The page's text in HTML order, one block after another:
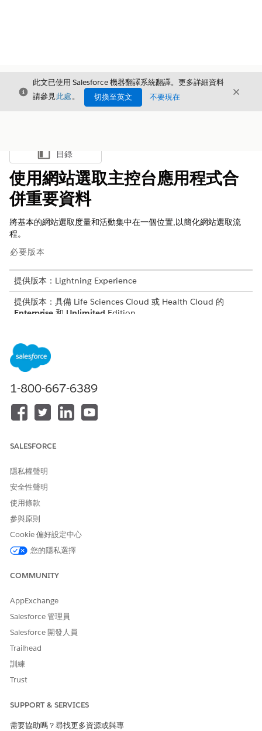
結束
此文已使用 Salesforce 機器翻譯系統翻譯。更多詳細資料
請參見此處。 切換至英文 不要現在 結束
顯示目錄
目錄
使用網站選取主控台應用程式合
併重要資料
將基本的網站選取度量和活動集中在一個位置,以簡化網站選取流
程。
必要版本
提供版本：Lightning Experience
提供版本：具備 Life Sciences Cloud 或 Health Cloud 的
Enterprise 和 Unlimited Edition
若要使用「網站選取」主控台
應用程式:
或編輯清單。
若要將項目新增至清單,請從下拉式清單中選取「
選取項目,然後按一下「
儲存變更。
請讓我們知道，以便我們改進！
1-800-667-6389
SALESFORCE
隱私權聲明
安全性聲明
使用條款
參與原則
Cookie 偏好設定中心
您的隱私選擇
COMMUNITY
AppExchange
Salesforce 管理員
Salesforce 開發人員
Trailhead
訓練
Trust
SUPPORT & SERVICES
需要協助嗎？尋找更多資源或與專